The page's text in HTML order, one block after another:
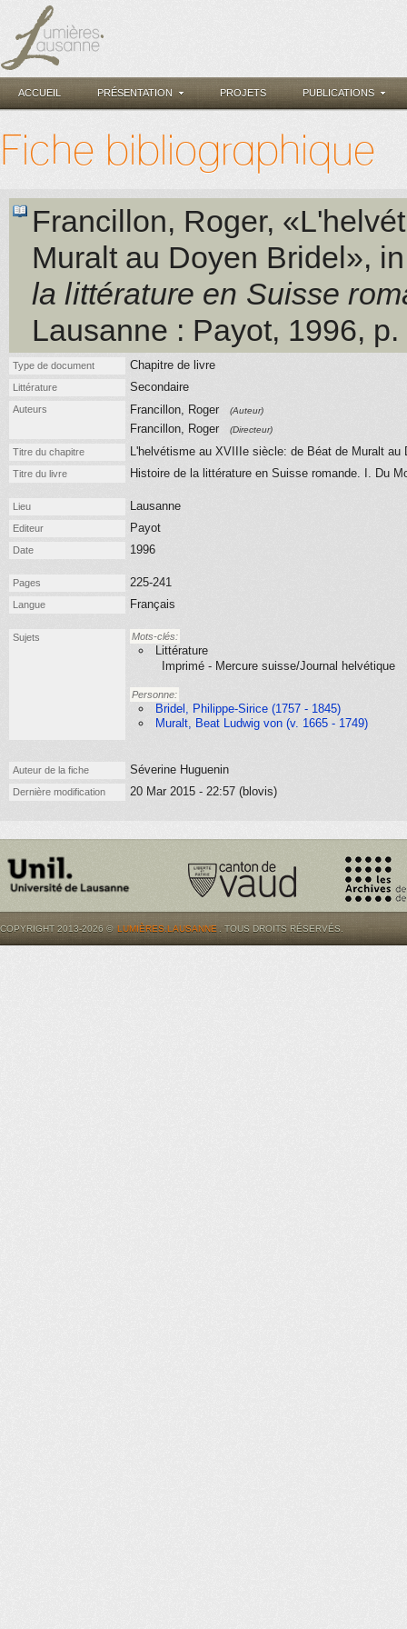
ACCUEIL PRÉSENTATION PROJETS PUBLICATIONS
Fiche bibliographique
Francillon, Roger,
Muralt au Doyen Bridel»,
la littérature en Suisse
Lausanne : Payot, 1996,
Type de document Chapitre de livre
Littérature Secondaire
Auteurs Francillon, Roger (Auteur)
Francillon, Roger (Directeur)
Titre du chapitre L'helvétisme au XVIIIe siècle: de Béat de Muralt au
Titre du livre Histoire de la littérature en Suisse romande. I. Du
Lieu Lausanne
Editeur Payot
Date 1996
Pages 225-241
Langue Français
Sujets Mots-clés:
Littérature
Imprimé - Mercure suisse/Journal helvétique
Personne:
Bridel, Philippe-Sirice (1757 - 1845)
Muralt, Beat Ludwig von (v. 1665 - 1749)
Auteur de la fiche Séverine Huguenin
Dernière modification 20 Mar 2015 - 22:57 (blovis)
COPYRIGHT 2013-2026 © LUMIÈRES.LAUSANNE . TOUS DROITS RÉSERVÉS.